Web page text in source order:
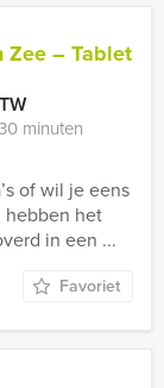
Zee – Tablet
minuten
of wil je eens
hebben het
in een ...
Favoriet